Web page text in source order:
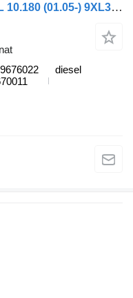
Furtun aer condiționat MAN TGL 10.180 (01.05-) 9XL351328-361 pentru cap tractor MAN TGL, TGM, TGS, TGX (2005-2021)
diesel